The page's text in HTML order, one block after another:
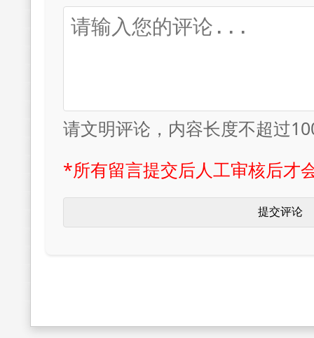
请文明评论，内容长度不超过
*所有留言提交后人工审核后才